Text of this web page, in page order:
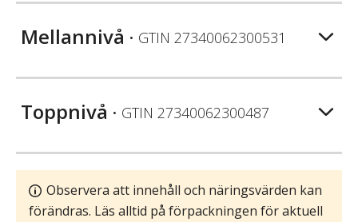
Mellannivå • GTIN 27340062300531
Toppnivå • GTIN 27340062300487
Observera att innehåll och näringsvärden kan
förändras. Läs alltid på förpackningen för aktuell